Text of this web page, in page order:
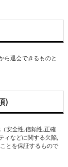
ら退会できるものと
)
安全性,信頼性,正確
ィなどに関する欠陥,
とを保証するもので